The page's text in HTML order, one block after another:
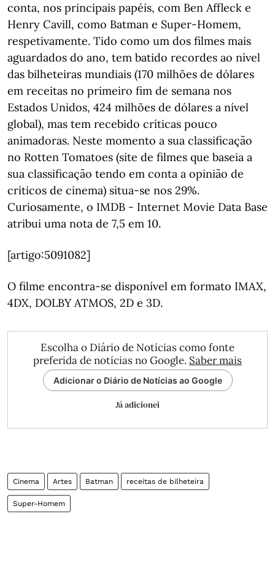
conta, nos principais papéis, com Ben Affleck e
Henry Cavill, como Batman e Super-Homem,
respetivamente. Tido como um dos filmes mais
aguardados do ano, tem batido recordes ao nível
das bilheteiras mundiais (170 milhões de dólares
em receitas no primeiro fim de semana nos
Estados Unidos, 424 milhões de dólares a nível
global), mas tem recebido críticas pouco
animadoras. Neste momento a sua classificação
no Rotten Tomatoes (site de filmes que baseia a
sua classificação tendo em conta a opinião de
críticos de cinema) situa-se nos 29%.
Curiosamente, o IMDB - Internet Movie Data Base
atribui uma nota de 7,5 em 10.
[artigo:5091082]
O filme encontra-se disponível em formato IMAX,
4DX, DOLBY ATMOS, 2D e 3D.
Escolha o Diário de Notícias como fonte
preferida de notícias no Google. Saber mais
Adicionar o Diário de Notícias ao Google
Já adicionei
Cinema Artes Batman receitas de bilheteira
Super-Homem